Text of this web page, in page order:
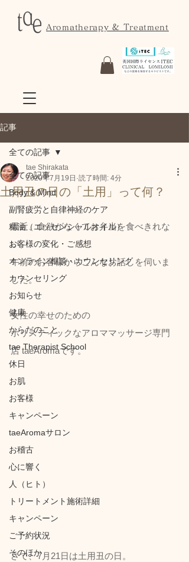
Aromatherapy & Treatment
記事
全ての記事
Body & Mind
副腎疲労と自律神経のケア
精油（エッセンシャルオイル）
お客様の変化・ご感想
オンライン相談・カウンセリング
カウンセリング
お知らせ
健康
からだのこと
tae Therapist School
休日
お肌
お客様
キャンペーン
taeAromaサロン
お稽古
心に響く
人（ヒト）
トリートメント施術詳細
キャンペーン
ご予約状況
そのほか
全ての記事
土用丑の日の「土用」って何？
tae Shirakata
2020年7月19日 読了時間: 4分
最近、食欲がなくてお弁当を食べきれな
い。
午前のお客様からこんなお話しを伺いま
した。
女性の幸せのための
ホリスティックなアロママッサージ専門
店 taeAromaです。
さて、7月21日は土用丑の日。